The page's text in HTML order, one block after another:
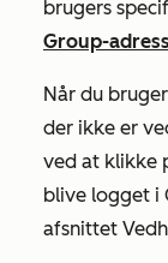
brugers
Group-
Når du
der ikke er
ved at klikke
blive logget i
afsnittet